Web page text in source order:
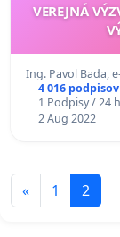
VEREJNÁ VÝZVA NA ÚPRAVU TERMÍNU
Ing. Pavol Bada,
4 016 podpisov
1 Podpisy / 24
2 Aug 2022
« 1 2